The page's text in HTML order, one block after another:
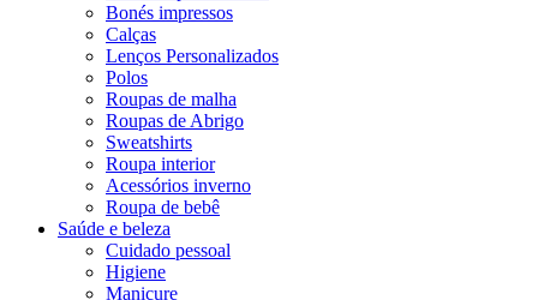
Bonés impressos
Calças
Lenços Personalizados
Polos
Roupas de malha
Roupas de Abrigo
Sweatshirts
Roupa interior
Acessórios inverno
Roupa de bebê
Saúde e beleza
Cuidado pessoal
Higiene
Manicure